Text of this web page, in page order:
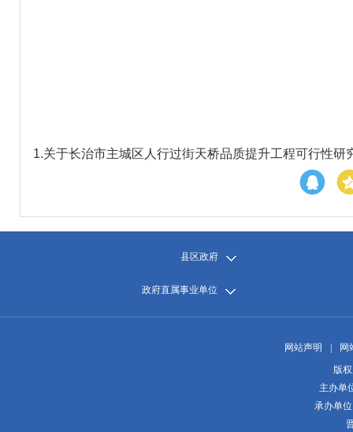
1.关于长治市主城区人行过街天桥品质提升工程可行性研
县区政府
政府直属事业单位
网站声明
网
版
主办单
承办单